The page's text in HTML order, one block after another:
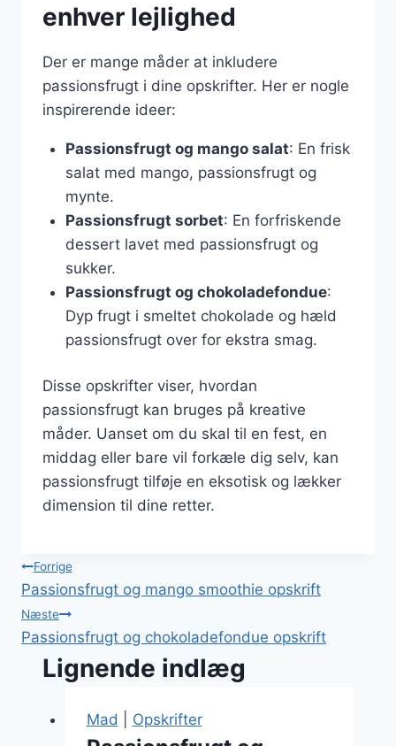
enhver lejlighed
Der er mange måder at inkludere
passionsfrugt i dine opskrifter. Her er nogle
inspirerende ideer:
Passionsfrugt og mango salat: En frisk
salat med mango, passionsfrugt og
mynte.
Passionsfrugt sorbet: En forfriskende
dessert lavet med passionsfrugt og
sukker.
Passionsfrugt og chokoladefondue:
Dyp frugt i smeltet chokolade og hæld
passionsfrugt over for ekstra smag.
Disse opskrifter viser, hvordan
passionsfrugt kan bruges på kreative
måder. Uanset om du skal til en fest, en
middag eller bare vil forkæle dig selv, kan
passionsfrugt tilføje en eksotisk og lækker
dimension til dine retter.
Indlægsnavigation
Forrige
Passionsfrugt og mango smoothie opskrift
Næste
Passionsfrugt og chokoladefondue opskrift
Lignende indlæg
Mad Opskrifter